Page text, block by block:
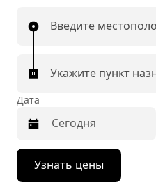
Введите
Укажите пункт
Дата
Нажмите
стрелку
вниз,
Узнать цены